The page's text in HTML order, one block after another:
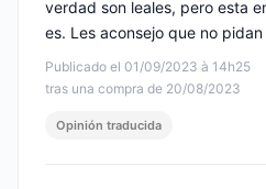
Publicado el 01/09/2023 à 14h25
tras una compra de 20/08/2023
verdad son leales, pero esta
es. Les aconsejo que no pidan
Opinión traducida